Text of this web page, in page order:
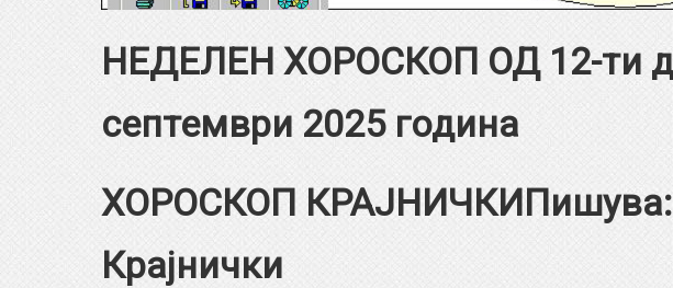
НЕДЕЛЕН ХОРОСКОП ОД 12-ти
септември 2025 година
ХОРОСКОП КРАЈНИЧКИПишува:
Крајнички